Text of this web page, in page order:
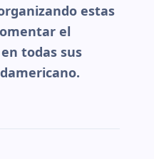
estas
el
todas sus